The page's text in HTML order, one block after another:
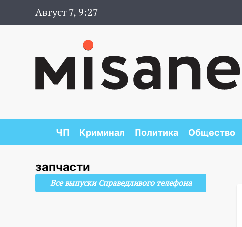
Август 7, 9:27
ЧП Криминал Политика Общество
запчасти
Все выпуски Справедливого телефона